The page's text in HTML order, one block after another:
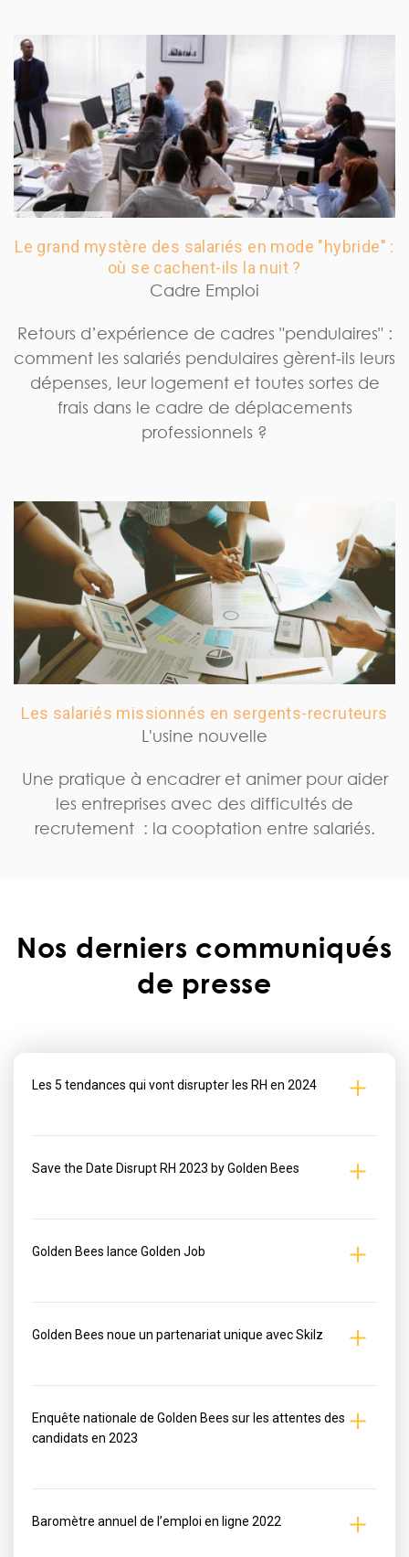
Le grand mystère des salariés en mode "hybride" :
où se cachent-ils la nuit ?
Cadre Emploi
Retours d’expérience de cadres "pendulaires" :
comment les salariés pendulaires gèrent-ils leurs
dépenses, leur logement et toutes sortes de
frais dans le cadre de déplacements
professionnels ?
Les salariés missionnés en sergents-recruteurs
L'usine nouvelle
Une pratique à encadrer et animer pour aider
les entreprises avec des difficultés de
recrutement : la cooptation entre salariés.
Nos derniers communiqués
de presse
Les 5 tendances qui vont disrupter les RH en 2024
Save the Date Disrupt RH 2023 by Golden Bees
Golden Bees lance Golden Job
Golden Bees noue un partenariat unique avec Skilz
Enquête nationale de Golden Bees sur les attentes des
candidats en 2023
Baromètre annuel de l’emploi en ligne 2022